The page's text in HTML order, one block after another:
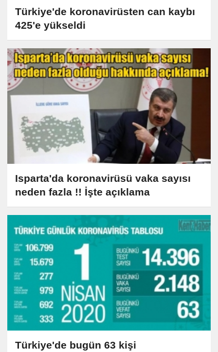
Türkiye'de koronavirüsten can kaybı
425'e yükseldi
Isparta'da koronavirüsü vaka sayısı
neden fazla !! İşte açıklama
Türkiye'de bugün 63 kişi